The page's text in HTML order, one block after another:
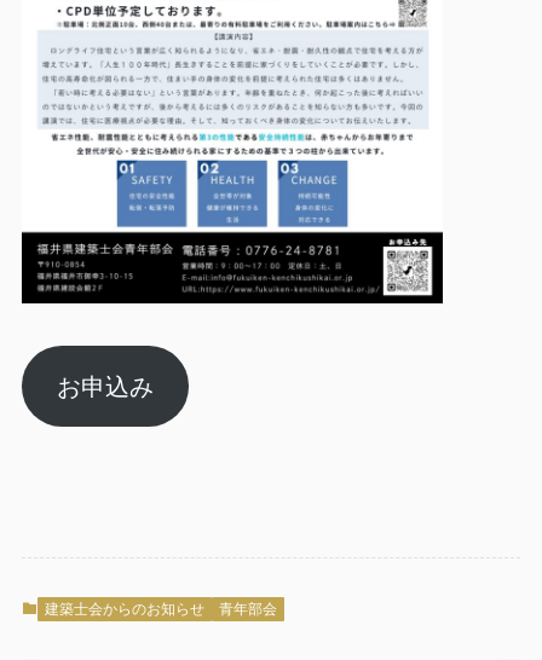
お申込み
建築士会からのお知らせ 青年部会